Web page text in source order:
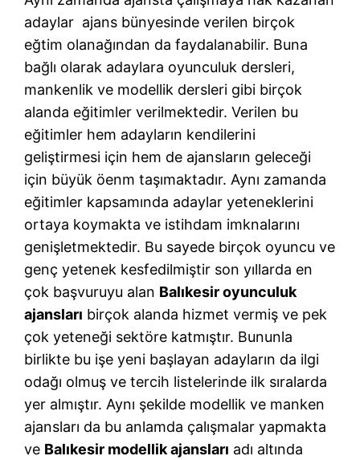
adaylar ajans bünyesinde verilen birçok
eğtim olanağından da faydalanabilir. Buna
bağlı olarak adaylara oyunculuk dersleri,
mankenlik ve modellik dersleri gibi birçok
alanda eğitimler verilmektedir. Verilen bu
eğitimler hem adayların kendilerini
geliştirmesi için hem de ajansların geleceği
için büyük öenm taşımaktadır. Aynı zamanda
eğitimler kapsamında adaylar yeteneklerini
ortaya koymakta ve istihdam imknalarını
genişletmektedir. Bu sayede birçok oyuncu ve
genç yetenek kesfedilmiştir son yıllarda en
çok başvuruyu alan Balıkesir oyunculuk
ajansları birçok alanda hizmet vermiş ve pek
çok yeteneği sektöre katmıştır. Bununla
birlikte bu işe yeni başlayan adayların da ilgi
odağı olmuş ve tercih listelerinde ilk sıralarda
yer almıştır. Aynı şekilde modellik ve manken
ajansları da bu anlamda çalışmalar yapmakta
ve Balıkesir modellik ajansları adı altında